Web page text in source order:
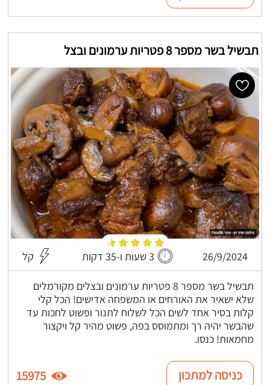
תבשיל בשר מספר 8 פטריות ערמונים ובצל
26/9/2024 3 שעות ו-35 דקות קל
תבשיל בשר מספר 8 פטריות ערמונים ובצלים מקורמלים
שלא ישאיר את האורחים או המשפחה אדישים! הכל קלי
קלות בסיר אחד לשים הכל לשלוח לתנור ופשוט לחכות עד
שהבשר יהיה רך ומתמוסס בפה, פשוט מהיר קל ויקצור
מחמאות! כנסו.
כניסה למתכון 15975